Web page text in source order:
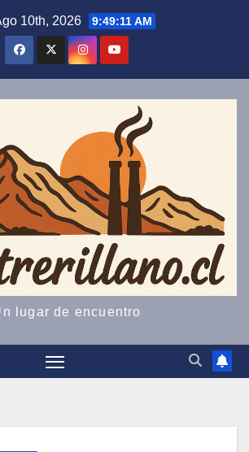
10th, 2026 9:49:12 AM
lugar de encuentro